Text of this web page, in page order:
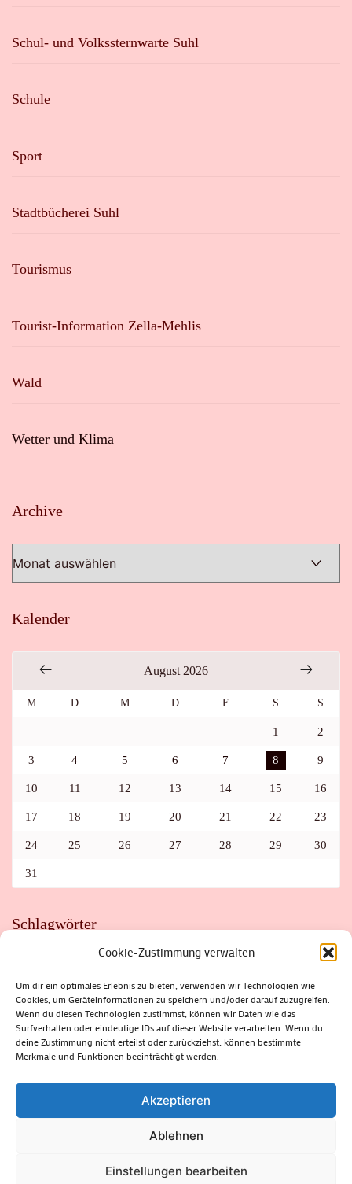
Cookie-Zustimmung verwalten
Um dir ein optimales Erlebnis zu bieten, verwenden wir Technologien wie
Cookies, um Geräteinformationen zu speichern und/oder darauf zuzugreifen.
Wenn du diesen Technologien zustimmst, können wir Daten wie das
Surfverhalten oder eindeutige IDs auf dieser Website verarbeiten. Wenn du
deine Zustimmung nicht erteilst oder zurückziehst, können bestimmte
Merkmale und Funktionen beeinträchtigt werden.
Akzeptieren
Ablehnen
Einstellungen bearbeiten
Schul- und Volkssternwarte Suhl
Schule
Sport
Stadtbücherei Suhl
Tourismus
Tourist-Information Zella-Mehlis
Wald
Wetter und Klima
Archive
Kalender
August 2026
M D M D F S S
1 2
3 4 5 6 7 8 9
10 11 12 13 14 15 16
17 18 19 20 21 22 23
24 25 26 27 28 29 30
31
Schlagwörter
FAHRRAD
FLOHMARKT FOLK GEWINNSPIEL
HITZE
HITZEFALLE AUTO
IRISH DANCE JAZZ
KABARETT
KINDER
KIRMES KLASSIK
KLEINE SUHLER REIHE
KRIMI
KULTUR LESUNG LOTTO
MEININGEN
PARASITEN
PILZE SCHLEUSINGEN
SCHULWEG
SOMMERFERIEN
SPORT SRH
STADTFEST
STADTMARKETING
STRASSENSPERRUNG
SUHL
SUHLER FRÜHLING
SUHLER STADTMARKETING
THÜRINGER WALD
ZELLA-MEHLIS
(c) Rhön-Rennsteig-Verlag 2024. Alle Rechte vorbehalten.